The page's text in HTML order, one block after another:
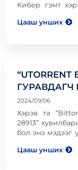
Кибер гэмт
халдагчид
Цааш унших
“UTORRENT
СУУЛГАЖ
2024/09/06
Хэрэв та
28913” хувилбарыг өөрийн компьютерт суулгасан
бол энэ мэдээг
дамжуулан
Цааш унших